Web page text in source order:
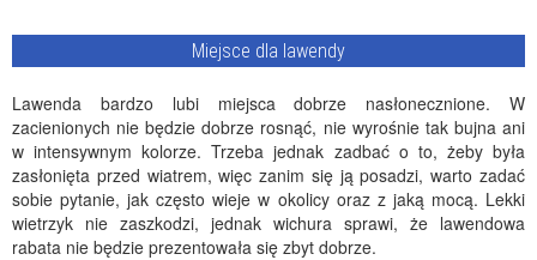
Miejsce dla lawendy
Lawenda bardzo lubi miejsca dobrze nasłonecznione. W
zacienionych nie będzie dobrze rosnąć, nie wyrośnie tak bujna ani
w intensywnym kolorze. Trzeba jednak zadbać o to, żeby była
zasłonięta przed wiatrem, więc zanim się ją posadzi, warto zadać
sobie pytanie, jak często wieje w okolicy oraz z jaką mocą. Lekki
wietrzyk nie zaszkodzi, jednak wichura sprawi, że lawendowa
rabata nie będzie prezentowała się zbyt dobrze.